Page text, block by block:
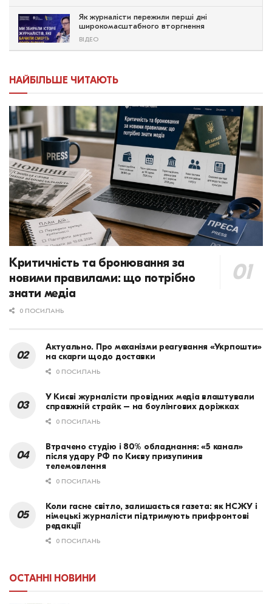
Як журналісти пережили перші дні
широкомасштабного вторгнення
ВІДЕО
НАЙБІЛЬШЕ ЧИТАЮТЬ
Критичність та бронювання за
новими правилами: що потрібно
знати медіа
0 ПОСИЛАНЬ
Актуально. Про механізми реагування «Укрпошти»
на скарги щодо доставки
0 ПОСИЛАНЬ
У Києві журналісти провідних медіа влаштували
справжній страйк – на боулінгових доріжках
0 ПОСИЛАНЬ
Втрачено студію і 80% обладнання: «5 канал»
після удару РФ по Києву призупинив
телемовлення
0 ПОСИЛАНЬ
Коли гасне світло, залишається газета: як НСЖУ і
німецькі журналісти підтримують прифронтові
редакції
0 ПОСИЛАНЬ
ОСТАННІ НОВИНИ